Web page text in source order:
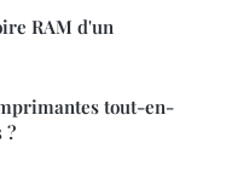
RAM d'un
tout-en-
?